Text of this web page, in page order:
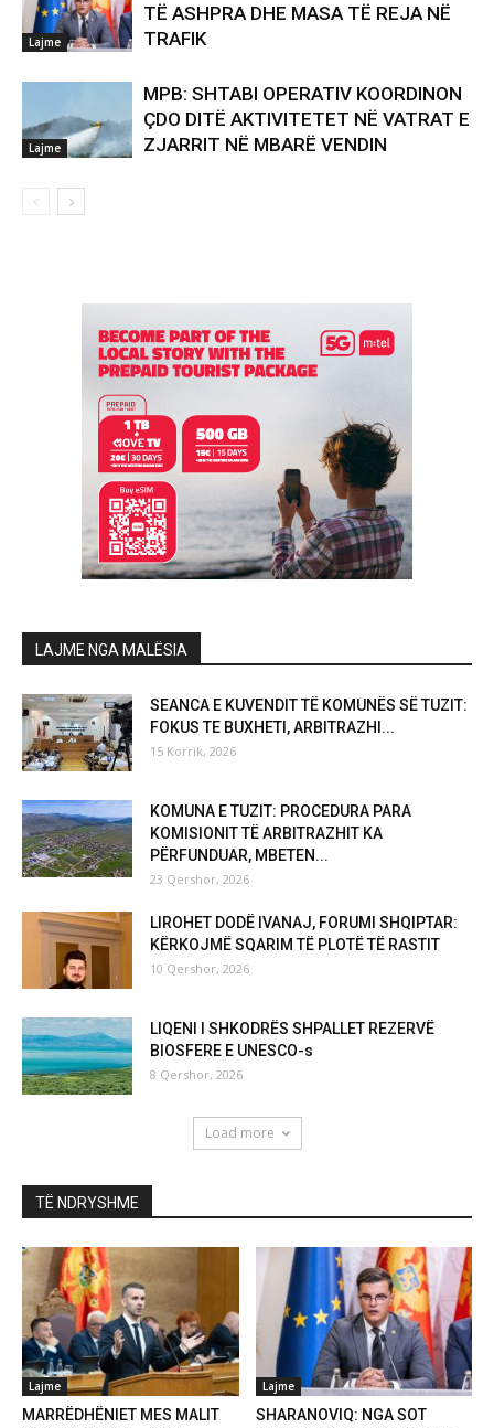
Lajme
TË ASHPRA DHE MASA TË REJA NË
TRAFIK
Lajme
MPB: SHTABI OPERATIV KOORDINON
ÇDO DITË AKTIVITETET NË VATRAT E
ZJARRIT NË MBARË VENDIN
LAJME NGA MALËSIA
SEANCA E KUVENDIT TË KOMUNËS SË TUZIT:
FOKUS TE BUXHETI, ARBITRAZHI...
15 Korrik, 2026
KOMUNA E TUZIT: PROCEDURA PARA
KOMISIONIT TË ARBITRAZHIT KA
PËRFUNDUAR, MBETEN...
23 Qershor, 2026
LIROHET DODË IVANAJ, FORUMI SHQIPTAR:
KËRKOJMË SQARIM TË PLOTË TË RASTIT
10 Qershor, 2026
LIQENI I SHKODRËS SHPALLET REZERVË
BIOSFERE E UNESCO-s
8 Qershor, 2026
Load more
TË NDRYSHME
Lajme
MARRËDHËNIET MES MALIT
Lajme
SHARANOVIQ: NGA SOT